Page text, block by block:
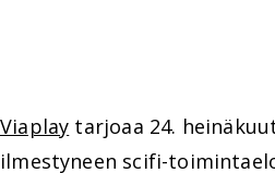
Viaplay tarjoaa 24.
ilmestyneen scifi-